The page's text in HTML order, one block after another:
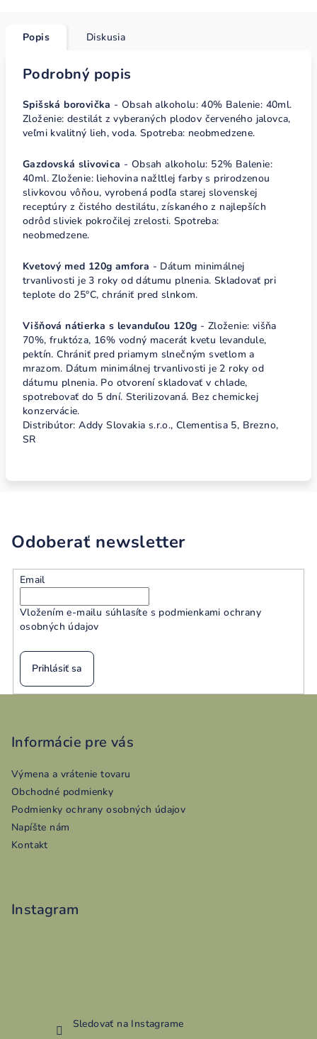
Popis Diskusia
Podrobný popis
Spišská borovička - Obsah alkoholu: 40% Balenie: 40ml.
Zloženie: destilát z vyberaných plodov červeného jalovca,
veľmi kvalitný lieh, voda. Spotreba: neobmedzene.
Gazdovská slivovica - Obsah alkoholu: 52% Balenie:
40ml. Zloženie: liehovina nažltlej farby s prirodzenou
slivkovou vôňou, vyrobená podľa starej slovenskej
receptúry z čistého destilátu, získaného z najlepších
odrôd sliviek pokročilej zrelosti. Spotreba:
neobmedzene.
Kvetový med 120g amfora - Dátum minimálnej
trvanlivosti je 3 roky od dátumu plnenia. Skladovať pri
teplote do 25°C, chrániť pred slnkom.
Višňová nátierka s levanduľou 120g - Zloženie: višňa
70%, fruktóza, 16% vodný macerát kvetu levandule,
pektín. Chrániť pred priamym slnečným svetlom a
mrazom. Dátum minimálnej trvanlivosti je 2 roky od
dátumu plnenia. Po otvorení skladovať v chlade,
spotrebovať do 5 dní. Sterilizovaná. Bez chemickej
konzervácie.
Distribútor: Addy Slovakia s.r.o., Clementisa 5, Brezno,
SR
Odoberať newsletter
Email
Vložením e-mailu súhlasíte s podmienkami ochrany
osobných údajov
Prihlásiť sa
Informácie pre vás
Výmena a vrátenie tovaru
Obchodné podmienky
Podmienky ochrany osobných údajov
Napíšte nám
Kontakt
Instagram
Sledovať na Instagrame